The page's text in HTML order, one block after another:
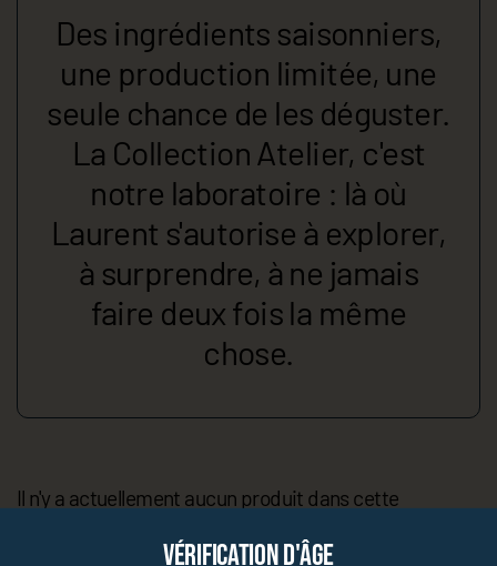
Des ingrédients saisonniers,
une production limitée, une
seule chance de les déguster.
La Collection Atelier, c'est
notre laboratoire : là où
Laurent s'autorise à explorer,
à surprendre, à ne jamais
faire deux fois la même
chose.
Il n'y a actuellement aucun produit dans cette
Vérification d'âge